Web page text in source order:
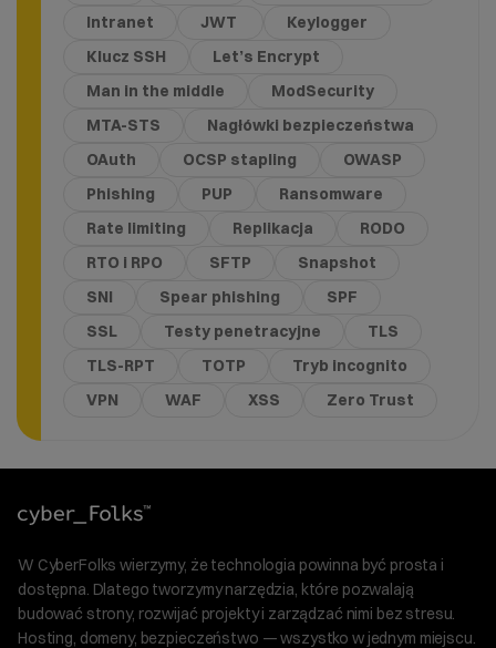
Intranet
JWT
Keylogger
Klucz SSH
Let’s Encrypt
Man in the middle
ModSecurity
MTA-STS
Nagłówki bezpieczeństwa
OAuth
OCSP stapling
OWASP
Phishing
PUP
Ransomware
Rate limiting
Replikacja
RODO
RTO i RPO
SFTP
Snapshot
SNI
Spear phishing
SPF
SSL
Testy penetracyjne
TLS
TLS-RPT
TOTP
Tryb incognito
VPN
WAF XSS Zero Trust
W CyberFolks wierzymy, że technologia powinna być prosta i
dostępna. Dlatego tworzymy narzędzia, które pozwalają
budować strony, rozwijać projekty i zarządzać nimi bez stresu.
Hosting, domeny, bezpieczeństwo — wszystko w jednym miejscu.